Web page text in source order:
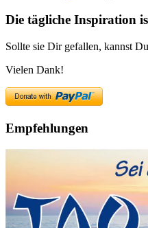
Die tägliche Inspiration
Sollte sie Dir gefallen, kannst
Vielen Dank!
Empfehlungen